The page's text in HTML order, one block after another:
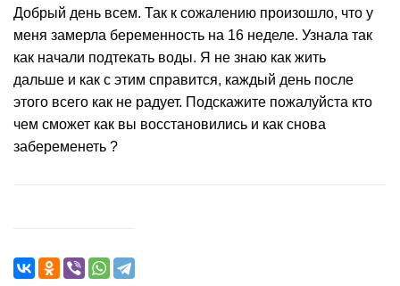
Добрый день всем. Так к сожалению произошло, что у
меня замерла беременность на 16 неделе. Узнала так
как начали подтекать воды. Я не знаю как жить
дальше и как с этим справится, каждый день после
этого всего как не радует. Подскажите пожалуйста кто
чем сможет как вы восстановились и как снова
забеременеть ?